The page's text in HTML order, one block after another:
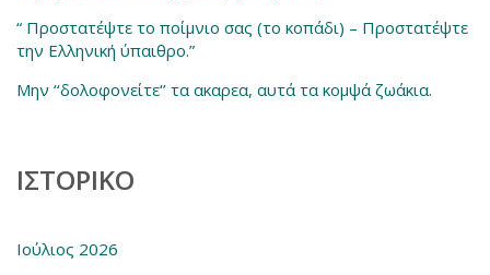
“ Προστατέψτε το ποίμνιο σας (το κοπάδι) – Προστατέψτε
την Ελληνική ύπαιθρο.”
Μην ‘‘δολοφονείτε‘’ τα ακαρεα, αυτά τα κομψά ζωάκια.
ΙΣΤΟΡΙΚΌ
Ιούλιος 2026